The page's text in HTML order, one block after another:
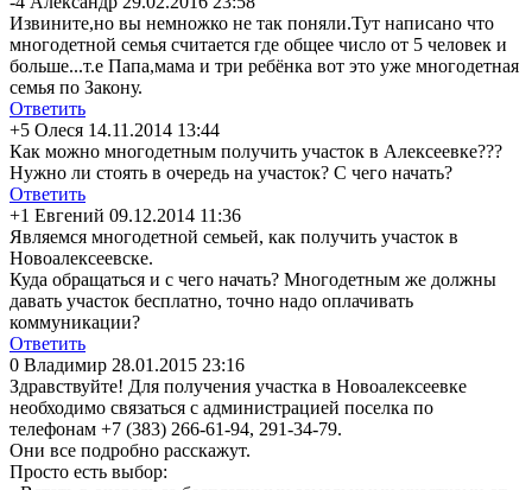
Извините,но вы немножко не так поняли.Тут написано что
многодетной семья считается где общее число от 5 человек и
больше...т.е Папа,мама и три ребёнка вот это уже многодетная
семья по Закону.
Ответить
+5 Олеся 14.11.2014 13:44
Как можно многодетным получить участок в Алексеевке???
Нужно ли стоять в очередь на участок? С чего начать?
Ответить
+1 Евгений 09.12.2014 11:36
Являемся многодетной семьей, как получить участок в
Новоалексеевске.
Куда обращаться и с чего начать? Многодетным же должны
давать участок бесплатно, точно надо оплачивать
коммуникации?
Ответить
0 Владимир 28.01.2015 23:16
Здравствуйте! Для получения участка в Новоалексеевке
необходимо связаться с администрацией поселка по
телефонам +7 (383) 266-61-94, 291-34-79.
Они все подробно расскажут.
Просто есть выбор: